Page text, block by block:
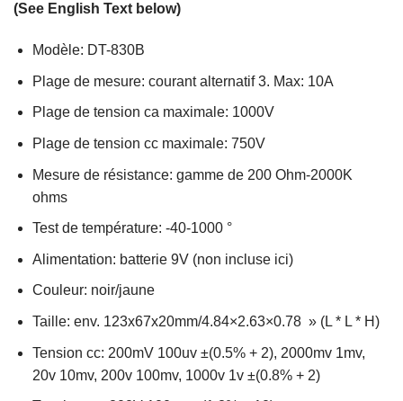
(See English Text below)
Modèle: DT-830B
Plage de mesure: courant alternatif 3. Max: 10A
Plage de tension ca maximale: 1000V
Plage de tension cc maximale: 750V
Mesure de résistance: gamme de 200 Ohm-2000K
ohms
Test de température: -40-1000 °
Alimentation: batterie 9V (non incluse ici)
Couleur: noir/jaune
Taille: env. 123x67x20mm/4.84×2.63×0.78 » (L * L * H)
Tension cc: 200mV 100uv ±(0.5% + 2), 2000mv 1mv,
20v 10mv, 200v 100mv, 1000v 1v ±(0.8% + 2)